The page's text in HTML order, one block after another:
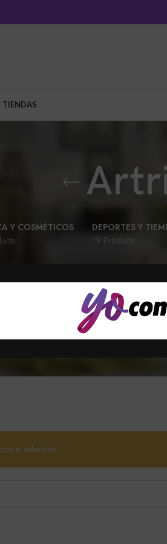
TIENDAS
Y COSMÉTICOS
DEPORTES Y
19 Products
Products
4 Products
TECNOLOGÍA Y MAS
58 Products
28
tu selección.